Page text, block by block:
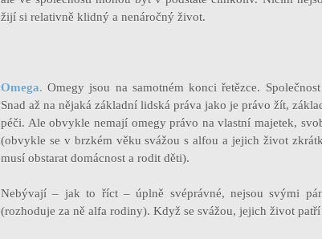
žijí si relativně klidný a nenáročný život.
Omega.Omegy jsou na samotném konci řetězce.
Snad až na nějaká základní lidská práva jako je právo žít,
péči. Ale obvykle nemají omegy právo na vlastní majetek,
(obvykle se v brzkém věku svážou s alfou a jejich život
musí obstarat domácnost a rodit děti).
Nebývají – jak to říct – úplně svéprávné, nejsou svými
(rozhoduje za ně alfa rodiny). Když se svážou, jejich život